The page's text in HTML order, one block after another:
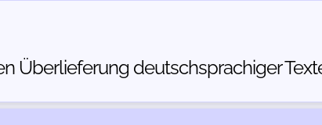
Über­lieferung deutschsprachiger